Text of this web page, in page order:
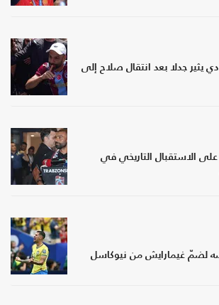
يثير جدلا بعد انتقال صلاح إلى
الاستقبال التاريخي في
لضمّ غيمارايش من نيوكاسل